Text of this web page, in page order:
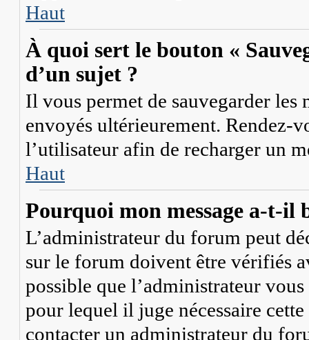
Haut
À quoi sert le bouton «
d’un sujet ?
Il vous permet de sauvegarder les
envoyés ultérieurement. Rendez-
l’utilisateur afin de recharger un
Haut
Pourquoi mon message a-t-il
L’administrateur du forum peut
sur le forum doivent être vérifiés
possible que l’administrateur
pour lequel il juge nécessaire
contacter un administrateur du